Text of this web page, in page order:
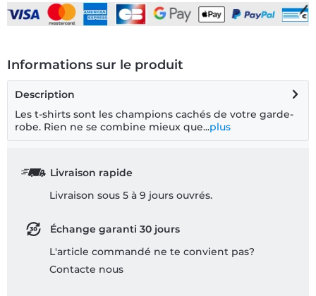
Informations sur le produit
Description
Les t-shirts sont les champions cachés de votre garde-
robe. Rien ne se combine mieux que...plus
Livraison rapide
Livraison sous 5 à 9 jours ouvrés.
Échange garanti 30 jours
L'article commandé ne te convient pas?
Contacte nous